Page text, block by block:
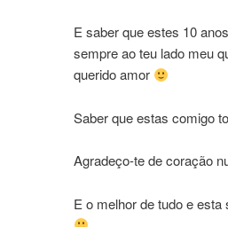
E saber que estes 10
sempre ao teu lado meu
querido amor
Saber que estas comigo
Agradeço-te de coração
E o melhor de tudo e